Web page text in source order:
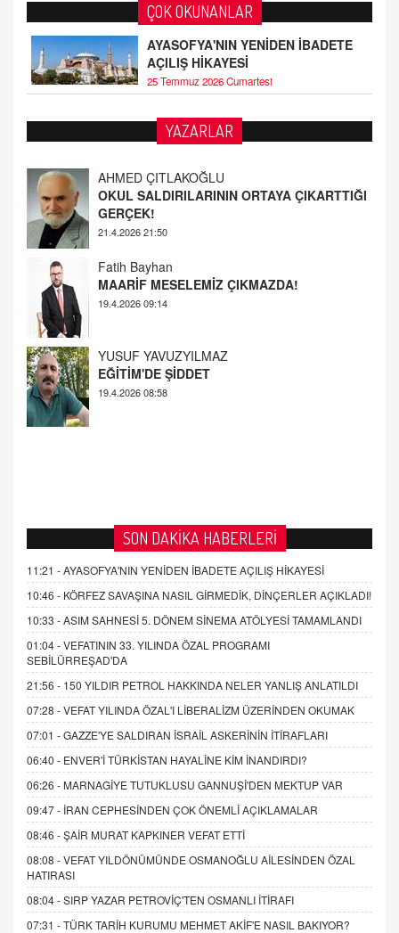
ÇOK OKUNANLAR
AYASOFYA'NIN YENİDEN İBADETE
AÇILIŞ HİKAYESİ
25 Temmuz 2026 Cumartesi
YAZARLAR
AHMED ÇITLAKOĞLU
OKUL SALDIRILARININ ORTAYA ÇIKARTTIĞI
21.4.2026 21:50
Fatih Bayhan
MAARİF MESELEMİZ ÇIKMAZDA!
YUSUF YAVUZYILMAZ
SON DAKİKA HABERLERİ
11:21 -AYASOFYA'NIN YENİDEN İBADETE AÇILIŞ HİKAYESİ
10:46 - KÖRFEZ SAVAŞINA NASIL GİRMEDİK, DİNÇERLER AÇIKLADI!
10:33 -ASIM SAHNESİ 5. DÖNEM SİNEMA ATÖLYESİ TAMAMLANDI
01:04 -VEFATININ 33. YILINDA ÖZAL PROGRAMI
SEBİLÜRREŞAD'DA
21:56 - 150 YILDIR PETROL HAKKINDA NELER YANLIŞ ANLATILDI
07:28 -VEFAT YILINDA ÖZAL'I LİBERALİZM ÜZERİNDEN OKUMAK
07:01 -GAZZE'YE SALDIRAN İSRAİL ASKERİNİN İTİRAFLARI
06:40 - ENVER'İ TÜRKİSTAN HAYALİNE KİM İNANDIRDI?
06:26 - MARNAGİYE TUTUKLUSU GANNUŞİ'DEN MEKTUP VAR
09:47 - İRAN CEPHESİNDEN ÇOK ÖNEMLİ AÇIKLAMALAR
08:46 -ŞAİR MURAT KAPKINER VEFAT ETTİ
08:08 -VEFAT YILDÖNÜMÜNDE OSMANOĞLU AİLESİNDEN ÖZAL
HATIRASI
08:04 -SIRP YAZAR PETROVİÇ'TEN OSMANLI İTİRAFI
07:31 -TÜRK TARİH KURUMU MEHMET AKİF'E NASIL BAKIYOR?